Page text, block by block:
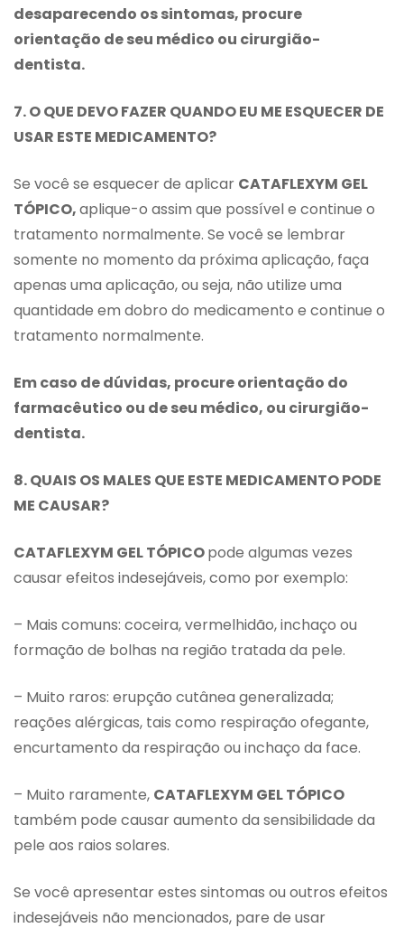
desaparecendo os sintomas, procure
orientação de seu médico ou cirurgião-
dentista.
7. O QUE DEVO FAZER QUANDO EU ME ESQUECER DE
USAR ESTE MEDICAMENTO?
Se você se esquecer de aplicar CATAFLEXYM GEL
TÓPICO,aplique-o assim que possível e continue o
tratamento normalmente. Se você se lembrar
somente no momento da próxima aplicação, faça
apenas uma aplicação, ou seja, não utilize uma
quantidade em dobro do medicamento e continue o
tratamento normalmente.
Em caso de dúvidas, procure orientação do
farmacêutico ou de seu médico, ou cirurgião-
dentista.
8. QUAIS OS MALES QUE ESTE MEDICAMENTO PODE
ME CAUSAR?
CATAFLEXYM GEL TÓPICOpode algumas vezes
causar efeitos indesejáveis, como por exemplo:
– Mais comuns: coceira, vermelhidão, inchaço ou
formação de bolhas na região tratada da pele.
– Muito raros: erupção cutânea generalizada;
reações alérgicas, tais como respiração ofegante,
encurtamento da respiração ou inchaço da face.
– Muito raramente, CATAFLEXYM GEL TÓPICO
também pode causar aumento da sensibilidade da
pele aos raios solares.
Se você apresentar estes sintomas ou outros efeitos
indesejáveis não mencionados, pare de usar